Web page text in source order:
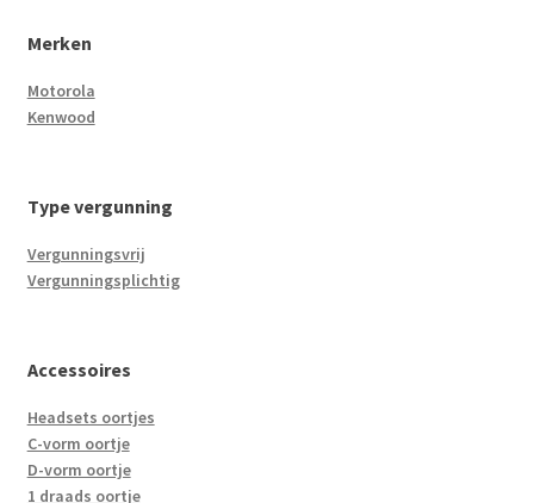
Merken
Motorola
Kenwood
Type vergunning
Vergunningsvrij
Vergunningsplichtig
Accessoires
Headsets oortjes
C-vorm oortje
D-vorm oortje
1 draads oortje